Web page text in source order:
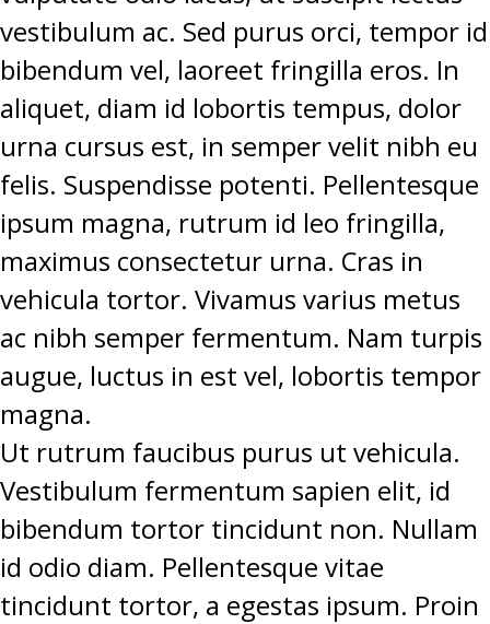
vestibulum ac. Sed purus orci, tempor id
bibendum vel, laoreet fringilla eros. In
aliquet, diam id lobortis tempus, dolor
urna cursus est, in semper velit nibh eu
felis. Suspendisse potenti. Pellentesque
ipsum magna, rutrum id leo fringilla,
maximus consectetur urna. Cras in
vehicula tortor. Vivamus varius metus
ac nibh semper fermentum. Nam turpis
augue, luctus in est vel, lobortis tempor
magna.
Ut rutrum faucibus purus ut vehicula.
Vestibulum fermentum sapien elit, id
bibendum tortor tincidunt non. Nullam
id odio diam. Pellentesque vitae
tincidunt tortor, a egestas ipsum. Proin